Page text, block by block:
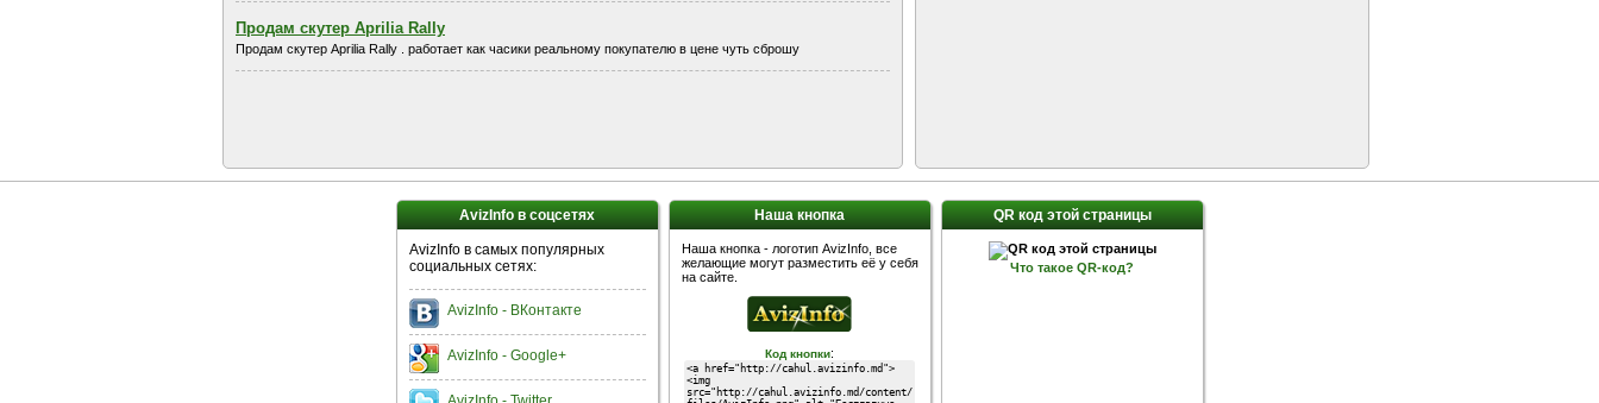
Продам скутер Aprilia Rally
Продам скутер Aprilia Rally . работает как часики реальному покупателю в цене чуть сброшу
AvizInfo в соцсетях
AvizInfo в самых популярных
социальных сетях:
AvizInfo - ВКонтакте
AvizInfo - Google+
Наша кнопка
Наша кнопка - логотип AvizInfo, все
желающие могут разместить её у себя
на сайте.
Код кнопки:
QR код этой страницы
Что такое QR-код?